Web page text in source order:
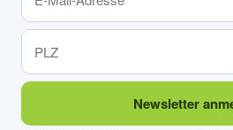
Newsletter